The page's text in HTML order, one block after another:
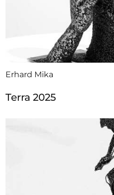
Erhard Mika
Terra 2025